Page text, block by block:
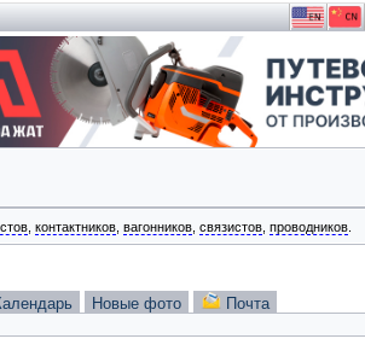
контактников вагонников связистов проводников
Новые фото Почта